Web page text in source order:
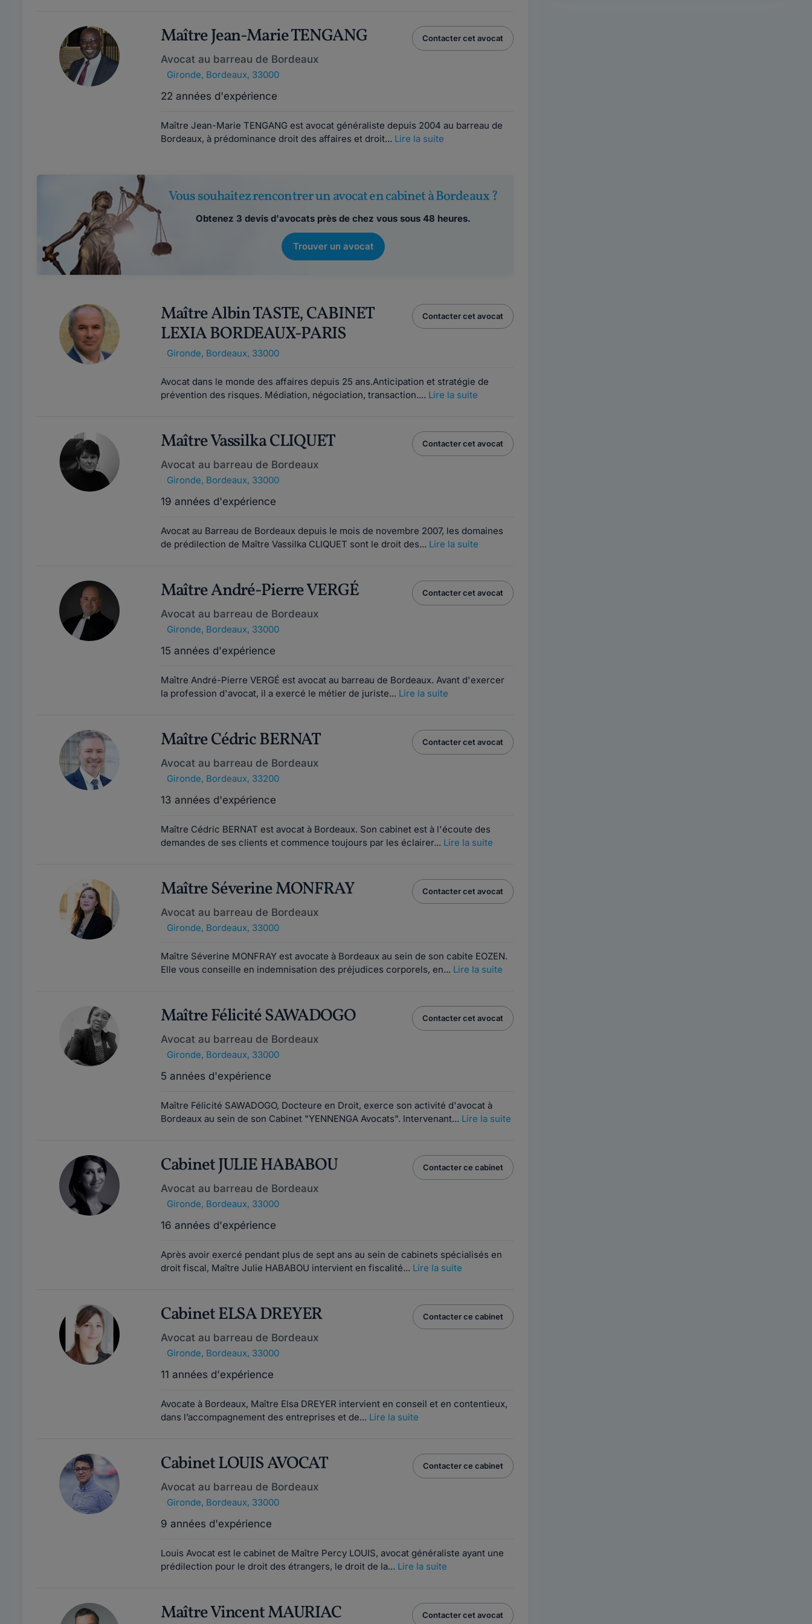
Maître Jean-Marie TENGANG
Avocat au barreau de Bordeaux
Gironde, Bordeaux, 33000
22 années d'expérience
Contacter cet avocat
Maître Jean-Marie TENGANG est avocat généraliste depuis 2004 au barreau de
Bordeaux, à prédominance droit des affaires et droit... Lire la suite
Vous souhaitez rencontrer un avocat en cabinet à Bordeaux ?
Obtenez 3 devis d'avocats près de chez vous sous 48 heures.
Trouver un avocat
Maître Albin TASTE, CABINET
LEXIA BORDEAUX-PARIS
Gironde, Bordeaux, 33000
Contacter cet avocat
Avocat dans le monde des affaires depuis 25 ans.Anticipation et stratégie de
prévention des risques. Médiation, négociation, transaction.... Lire la suite
Maître Vassilka CLIQUET
Avocat au barreau de Bordeaux
Gironde, Bordeaux, 33000
19 années d'expérience
Contacter cet avocat
Avocat au Barreau de Bordeaux depuis le mois de novembre 2007, les domaines
de prédilection de Maître Vassilka CLIQUET sont le droit des... Lire la suite
Maître André-Pierre VERGÉ
Avocat au barreau de Bordeaux
Gironde, Bordeaux, 33000
15 années d'expérience
Contacter cet avocat
Maître André-Pierre VERGÉ est avocat au barreau de Bordeaux. Avant d'exercer
la profession d'avocat, il a exercé le métier de juriste... Lire la suite
Maître Cédric BERNAT
Avocat au barreau de Bordeaux
Gironde, Bordeaux, 33200
13 années d'expérience
Contacter cet avocat
Maître Cédric BERNAT est avocat à Bordeaux. Son cabinet est à l'écoute des
demandes de ses clients et commence toujours par les éclairer... Lire la suite
Maître Séverine MONFRAY
Avocat au barreau de Bordeaux
Gironde, Bordeaux, 33000
Contacter cet avocat
Maître Séverine MONFRAY est avocate à Bordeaux au sein de son cabite EOZEN.
Elle vous conseille en indemnisation des préjudices corporels, en... Lire la suite
Maître Félicité SAWADOGO
Avocat au barreau de Bordeaux
Gironde, Bordeaux, 33000
5 années d'expérience
Contacter cet avocat
Maître Félicité SAWADOGO, Docteure en Droit, exerce son activité d'avocat à
Bordeaux au sein de son Cabinet "YENNENGA Avocats". Intervenant... Lire la suite
Cabinet JULIE HABABOU
Avocat au barreau de Bordeaux
Gironde, Bordeaux, 33000
16 années d'expérience
Contacter ce cabinet
Après avoir exercé pendant plus de sept ans au sein de cabinets spécialisés en
droit fiscal, Maître Julie HABABOU intervient en fiscalité... Lire la suite
Cabinet ELSA DREYER
Avocat au barreau de Bordeaux
Gironde, Bordeaux, 33000
11 années d'expérience
Contacter ce cabinet
Avocate à Bordeaux, Maître Elsa DREYER intervient en conseil et en contentieux,
dans l’accompagnement des entreprises et de... Lire la suite
Cabinet LOUIS AVOCAT
Avocat au barreau de Bordeaux
Gironde, Bordeaux, 33000
9 années d'expérience
Contacter ce cabinet
Louis Avocat est le cabinet de Maître Percy LOUIS, avocat généraliste ayant une
prédilection pour le droit des étrangers, le droit de la... Lire la suite
Maître Vincent MAURIAC Contacter cet avocat